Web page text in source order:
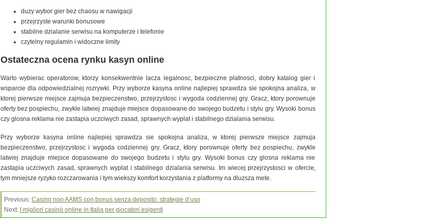
duzy wybor gier bez chaosu w nawigacji
przejrzyste warunki bonusowe
stabilne dzialanie serwisu na komputerze i telefonie
czytelny regulamin i widoczne limity
Ostateczna ocena rynku kasyn online
Warto wybierac operatorow, ktorzy konsekwentnie lacza legalnosc, bezpieczne platnosci, dobry katalog gier i
wsparcie dla odpowiedzialnej rozrywki. Przy wyborze kasyna online najlepiej sprawdza sie spokojna analiza, w
ktorej pierwsze miejsce zajmuja bezpieczenstwo, przejrzystosc i wygoda codziennej gry. Gracz, ktory porownuje
oferty bez pospiechu, zwykle latwiej znajduje miejsce dopasowane do swojego budzetu i stylu gry. Wysoki bonus
czy glosna reklama nie zastapia uczciwych zasad, sprawnych wyplat i stabilnego dzialania serwisu.
Przy wyborze kasyna online najlepiej sprawdza sie spokojna analiza, w ktorej pierwsze miejsce zajmuja
bezpieczenstwo, przejrzystosc i wygoda codziennej gry. Gracz, ktory porownuje oferty bez pospiechu, zwykle
latwiej znajduje miejsce dopasowane do swojego budzetu i stylu gry. Wysoki bonus czy glosna reklama nie
zastapia uczciwych zasad, sprawnych wyplat i stabilnego dzialania serwisu. Im wiecej przejrzystosci w ofercie,
tym mniejsze ryzyko rozczarowania i tym wiekszy komfort korzystania z platformy na dluzsza mete.
Previous: Casino non AAMS con bonus senza deposito: strategie d’uso
Next: I migliori casinò online in Italia per giocatori esigenti